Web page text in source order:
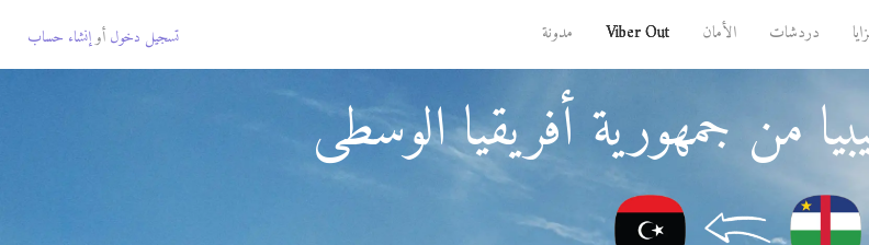
دردشات الأمان Viber Out مدونة تسجيل دخول أوإنشاء حساب
من جمهورية أفريقيا الوسطى